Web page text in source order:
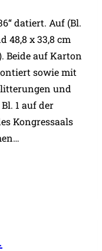
datiert. Auf (Bl.
48,8 x 33,8 cm
Beide auf Karton
sowie mit
und
1 auf der
Kongressaals